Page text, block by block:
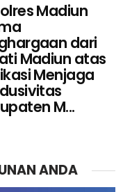
Madiun
dari
Madiun atas
Menjaga
M...
ANDA